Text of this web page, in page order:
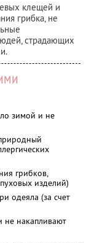
клещей и
грибка, не
страдающих
зимой и не
грибков,
изделий)
одеяла (за счет
не накапливают